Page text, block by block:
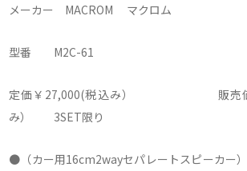
メーカー MACROM マクロム
型番 M2C-61
定価￥27,000(税込み） 販売価格
み） 3SET限り
●（カー用16cm2wayセパレートスピーカ